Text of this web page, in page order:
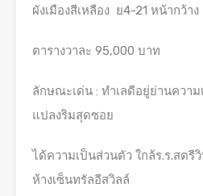
ผังเมืองสีเหลือง ย4-21 หน้ากว้า
ตารางวาละ 95,000 บาท
ลักษณะเด่น : ทำเลดีอยู่ย่านควา
แปลงริมสุดซอย
ได้ความเป็นส่วนตัว ใกล้ร.ร.สตรี
ห้างเซ็นทรัลอีสวิลล์